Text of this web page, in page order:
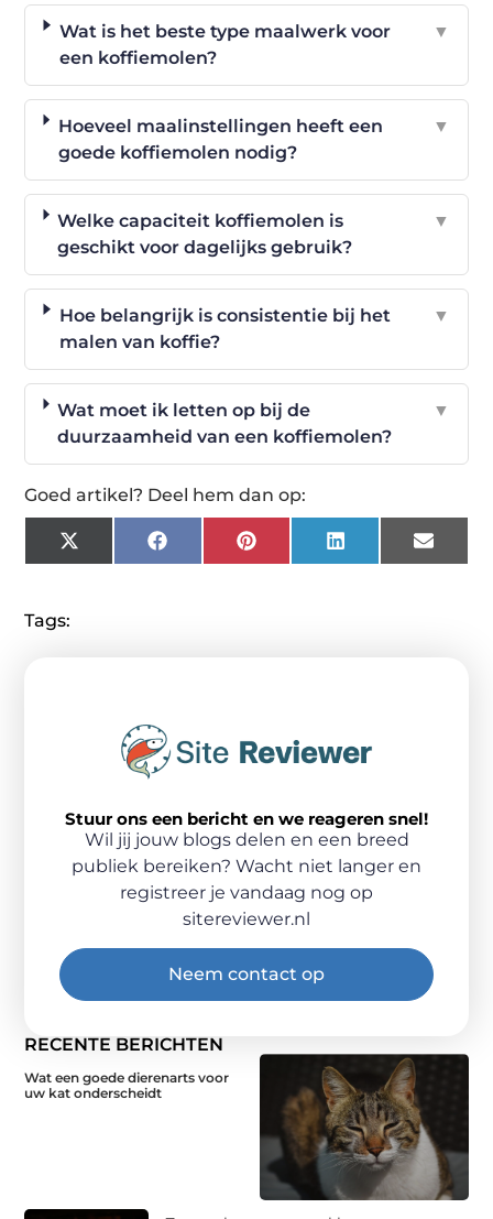
Wat is het beste type maalwerk voor
een koffiemolen?
▼
Hoeveel maalinstellingen heeft een
goede koffiemolen nodig?
▼
Welke capaciteit koffiemolen is
geschikt voor dagelijks gebruik?
▼
Hoe belangrijk is consistentie bij het
malen van koffie?
▼
Wat moet ik letten op bij de
duurzaamheid van een koffiemolen?
▼
Goed artikel? Deel hem dan op:
X
(Twitter)
FacebookPinterestLinkedIn Email
Tags:
RECENTE BERICHTEN
Wat een goede dierenarts voor
uw kat onderscheidt
Stuur ons een bericht en we reageren snel!
Wil jij jouw blogs delen en een breed
publiek bereiken? Wacht niet langer en
registreer je vandaag nog op
sitereviewer.nl
Neem contact op